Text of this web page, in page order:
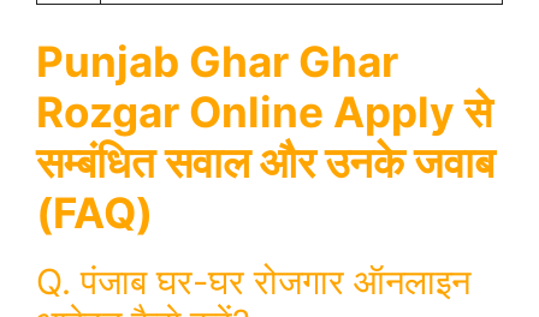
Punjab Ghar Ghar
Rozgar Online Applyसे
सम्बंधित सवाल और उनके जवाब
(FAQ)
Q. पंजाब घर-घर रोजगार ऑनलाइन